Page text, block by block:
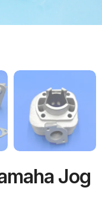
Jog